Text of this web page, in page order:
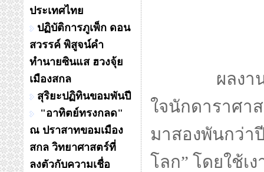
ประเทศไทย
ปฏิบัติการภูเพ็ก ดอน
สวรรค์ พิสูจน์คำ
ทำนายซินแส ฮวงจุ้ย
เมืองสกล
สุริยะปฏิทินขอมพันปี
"อาทิตย์ทรงกลด"
ณ ปราสาทขอมเมือง
สกล วิทยาศาสตร์ที่
ลงตัวกับความเชื่อ
ผลงา
ใจนักดาราศา
มาสองพันกว่า
โลก” โดยใช้เ